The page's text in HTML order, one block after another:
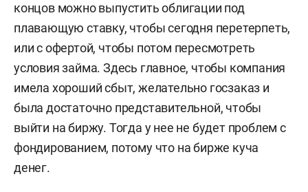
концов можно выпустить облигации под
плавающую ставку, чтобы сегодня перетерпеть,
или с офертой, чтобы потом пересмотреть
условия займа. Здесь главное, чтобы компания
имела хороший сбыт, желательно госзаказ и
была достаточно представительной, чтобы
выйти на биржу. Тогда у нее не будет проблем с
фондированием, потому что на бирже куча
денег.